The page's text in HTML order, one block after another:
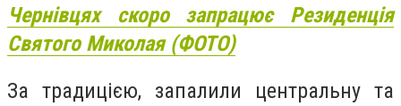
Чернівцях скоро запрацює Резиденція
Святого Миколая (ФОТО)
За традицією, запалили центральну та